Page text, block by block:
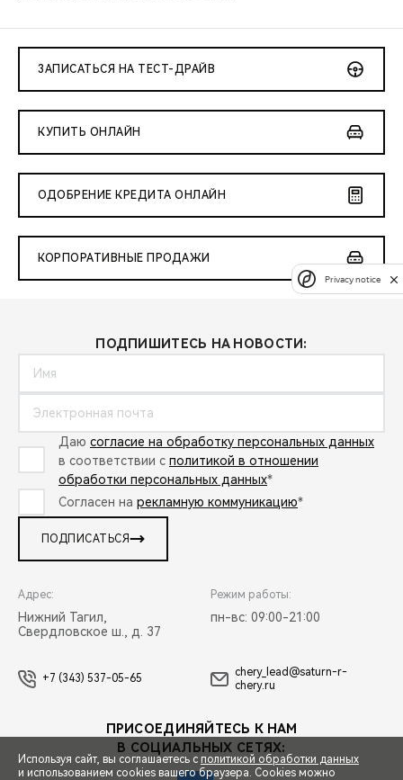
ЗАПИСАТЬСЯ НА ТЕСТ-ДРАЙВ
КУПИТЬ ОНЛАЙН
ОДОБРЕНИЕ КРЕДИТА ОНЛАЙН
КОРПОРАТИВНЫЕ ПРОДАЖИ
ПОДПИШИТЕСЬ НА НОВОСТИ:
Даю согласие на обработку персональных данных
в соответствии с политикой в отношении
обработки персональных данных*
Согласен на рекламную коммуникацию*
ПОДПИСАТЬСЯ
Адрес:
Нижний Тагил,
Свердловское ш., д. 37
Режим работы:
пн-вс: 09:00-21:00
+7 (343) 537-05-65
chery_lead@saturn-r-
chery.ru
ПРИСОЕДИНЯЙТЕСЬ К НАМ
В СОЦИАЛЬНЫХ СЕТЯХ:
Используя сайт, вы соглашаетесь с политикой обработки данных
и использованием cookies вашего браузера. Cookies можно
Privacy notice